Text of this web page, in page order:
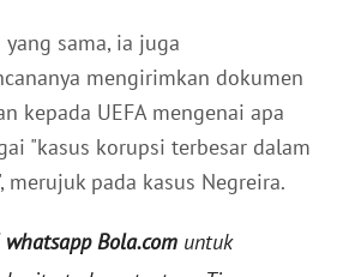
sama, ia juga
mengirimkan dokumen
kepada UEFA mengenai apa
"kasus korupsi terbesar dalam
merujuk pada kasus Negreira.
Bola.com untuk